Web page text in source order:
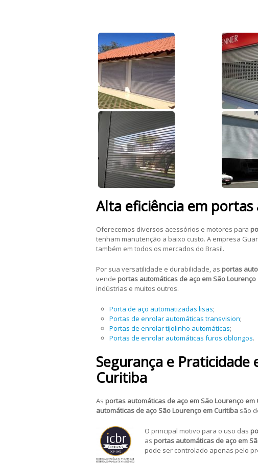
Alta eficiência em
Oferecemos diversos acessórios e motores para
tenham manutenção a baixo custo. A empresa
também em todos os mercados do Brasil.
Por sua versatilidade e durabilidade, as portas
vende portas automáticas de aço em São Lourenço
indústrias e muitos outros.
Porta de aço automatizadas lisas;
Portas de enrolar automáticas transvision;
Portas de enrolar tijolinho automáticas;
Portas de enrolar automáticas furos oblongos.
Segurança e
Curitiba
As portas automáticas de aço em São Lourenço em
automáticas de aço São Lourenço em Curitiba são
O principal motivo para o uso das
as portas automáticas de aço em
pode ser controlado apenas pelo